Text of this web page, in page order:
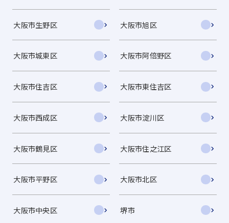
大阪市生野区 大阪市旭区
大阪市城東区 大阪市阿倍野区
大阪市住吉区 大阪市東住吉区
大阪市西成区 大阪市淀川区
大阪市鶴見区 大阪市住之江区
大阪市平野区 大阪市北区
大阪市中央区 堺市